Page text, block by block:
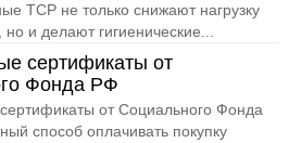
ТСР не только снижают нагрузку
и делают гигиенические...
сертификаты от
Фонда РФ
от Социального Фонда
способ оплачивать покупку